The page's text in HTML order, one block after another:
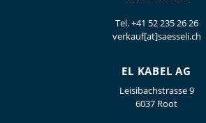
Tel.+41 52 235 26 26
verkauf[at]saesseli.ch
EL KABEL AG
Leisibachstrasse 9
6037 Root